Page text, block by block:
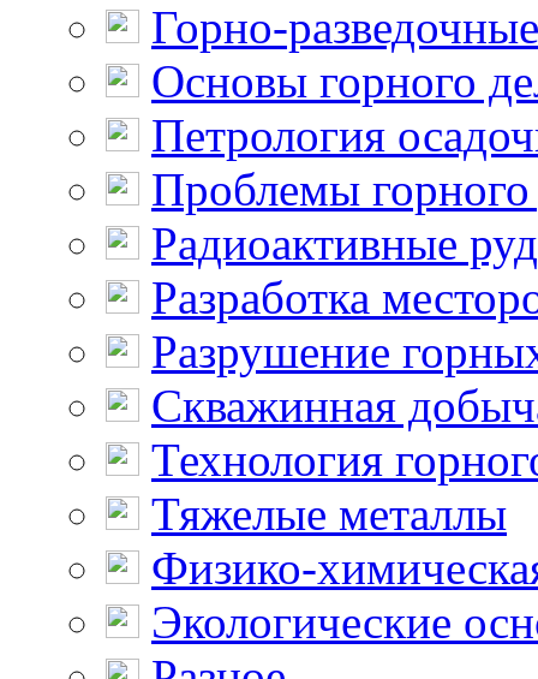
Горно-
Основы горного
Петрология
Проблемы горного
Радиоактивные
Разработка
Разрушение
Скважинная
Технология
Тяжелые металлы
Физико-
Экологические